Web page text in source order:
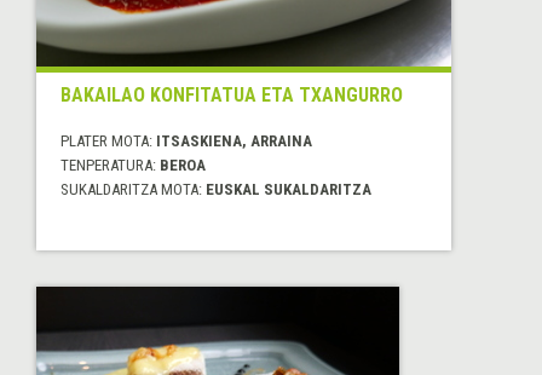
BAKAILAO KONFITATUA ETA TXANGURRO
PLATER MOTA: ITSASKIENA, ARRAINA
TENPERATURA: BEROA
SUKALDARITZA MOTA: EUSKAL SUKALDARITZA